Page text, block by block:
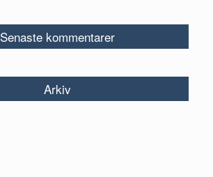
Senaste kommentarer
Arkiv